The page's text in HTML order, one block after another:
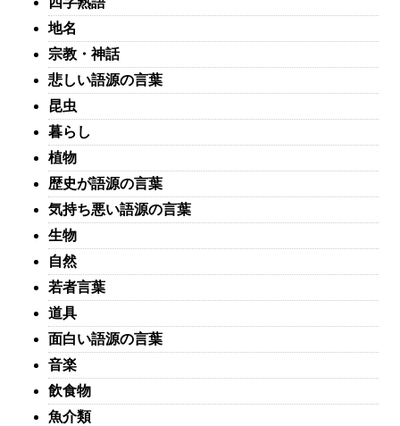
地名
宗教・神話
悲しい語源の言葉
昆虫
暮らし
植物
歴史が語源の言葉
気持ち悪い語源の言葉
生物
自然
若者言葉
道具
面白い語源の言葉
音楽
飲食物
魚介類